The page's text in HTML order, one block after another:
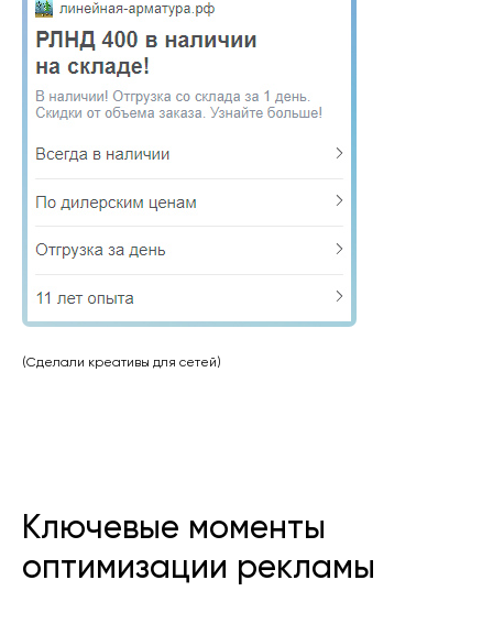
(Сделали креативы для сетей)
Ключевые моменты
оптимизации рекламы